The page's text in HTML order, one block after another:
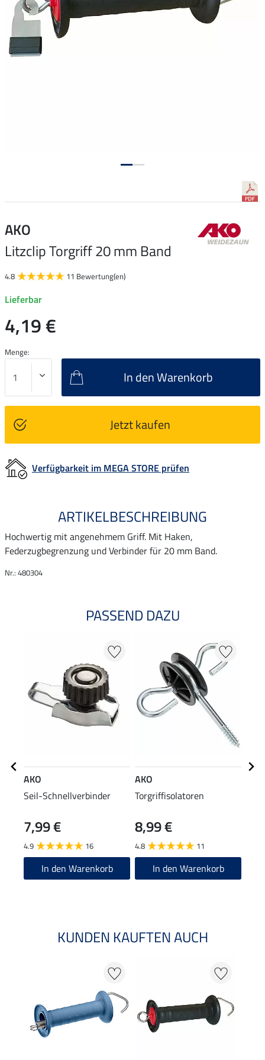
AKO
Litzclip Torgriff 20 mm Band
4.8 11 Bewertung(en)
Lieferbar
4,19 €
Menge:
In den Warenkorb
Jetzt kaufen
Verfügbarkeit im MEGA STORE prüfen
ARTIKELBESCHREIBUNG
Hochwertig mit angenehmem Griff. Mit Haken,
Federzugbegrenzung und Verbinder für 20 mm Band.
Nr.: 480304
PASSEND DAZU
AKO
Seil-Schnellverbinder
7,99 €
4.9 16
In den Warenkorb
AKO
Torgriffisolatoren
8,99 €
4.8 11
In den Warenkorb
KUNDEN KAUFTEN AUCH